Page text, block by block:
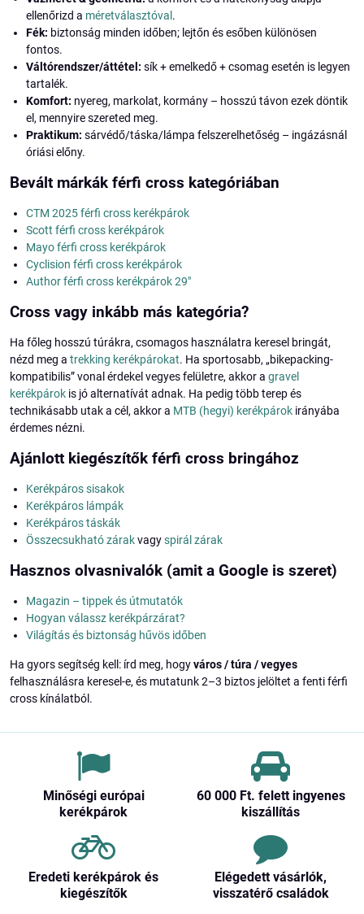
ellenőrizd a méretválasztóval .
Fék: biztonság minden időben; lejtőn és esőben különösen
fontos.
Váltórendszer/áttétel: sík + emelkedő + csomag esetén is legyen
tartalék.
Komfort: nyereg, markolat, kormány – hosszú távon ezek döntik
el, mennyire szereted meg.
Praktikum: sárvédő/táska/lámpa felszerelhetőség – ingázásnál
óriási előny.
Bevált márkák férfi cross kategóriában
CTM 2025 férfi cross kerékpárok
Scott férfi cross kerékpárok
Mayo férfi cross kerékpárok
Cyclision férfi cross kerékpárok
Author férfi cross kerékpárok 29"
Cross vagy inkább más kategória?
Ha főleg hosszú túrákra, csomagos használatra keresel bringát,
nézd meg a trekking kerékpárokat. Ha sportosabb, „bikepacking-
kompatibilis” vonal érdekel vegyes felületre, akkor a gravel
kerékpárok is jó alternatívát adnak. Ha pedig több terep és
technikásabb utak a cél, akkor a MTB (hegyi) kerékpárok irányába
érdemes nézni.
Ajánlott kiegészítők férfi cross bringához
Kerékpáros sisakok
Kerékpáros lámpák
Kerékpáros táskák
Összecsukható zárakvagyspirál zárak
Hasznos olvasnivalók (amit a Google is szeret)
Magazin – tippek és útmutatók
Hogyan válassz kerékpárzárat?
Világítás és biztonság hűvös időben
Ha gyors segítség kell: írd meg, hogyváros / túra / vegyes
felhasználásra keresel-e, és mutatunk 2–3 biztos jelöltet a fenti férfi
cross kínálatból.
Minőségi európai
kerékpárok
60 000 Ft​. felett ingyenes
kiszállítás
Eredeti kerékpárok és
kiegészítők
Elégedett vásárlók,
visszatérő családok